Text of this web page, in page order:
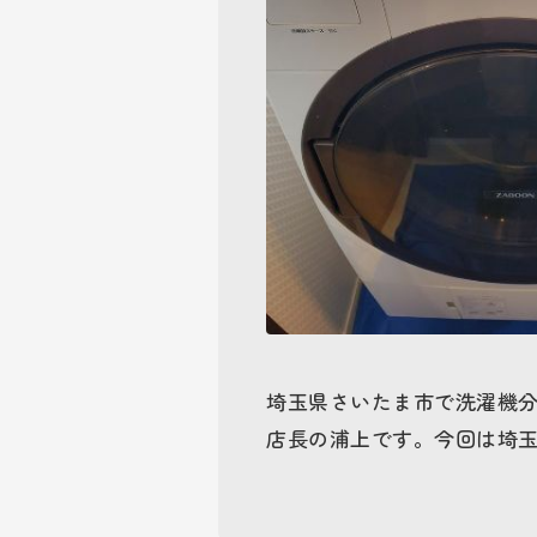
埼玉県さいたま市で洗濯機
店長の浦上です。今回は埼